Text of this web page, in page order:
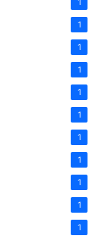
1
1
1
1
1
1
1
1
1
1
1